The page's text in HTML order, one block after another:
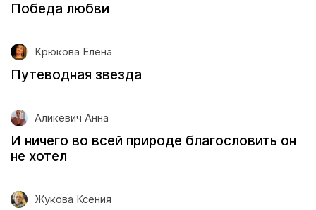
Победа любви
Крюкова Елена
Путеводная звезда
Аликевич Анна
И ничего во всей природе благословить он
не хотел
Жукова Ксения